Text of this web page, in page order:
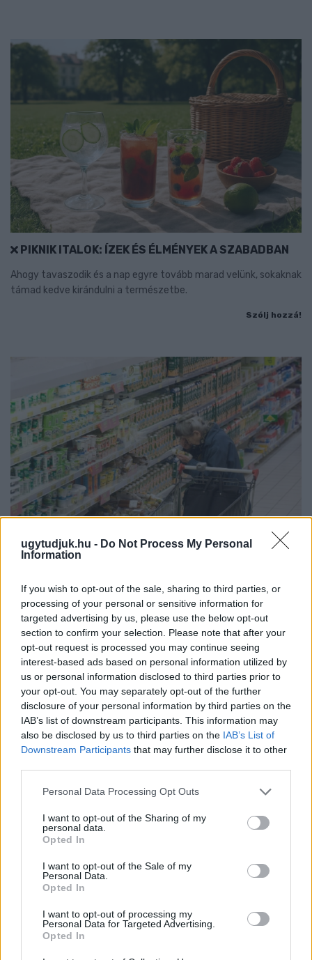
ugytudjuk.hu - Do Not Process My Personal
Information
If you wish to opt-out of the sale, sharing to third parties, or
processing of your personal or sensitive information for
targeted advertising by us, please use the below opt-out
section to confirm your selection. Please note that after your
opt-out request is processed you may continue seeing
interest-based ads based on personal information utilized by
us or personal information disclosed to third parties prior to
your opt-out. You may separately opt-out of the further
disclosure of your personal information by third parties on the
IAB’s list of downstream participants. This information may
also be disclosed by us to third parties on the IAB’s List of
Downstream Participants that may further disclose it to other
Please note that this website/app uses one or more Google
not limited to your visit or usage behaviour. You may click to
grant or deny consent to Google and its third-party tags to
use your data for below specified purposes in below Google
consent section.
Personal Data Processing Opt Outs
I want to opt-out of the Sharing of my
personal data.
Opted In
I want to opt-out of the Sale of my
Personal Data.
Opted In
I want to opt-out of processing my
Personal Data for Targeted Advertising.
Opted In
PIKNIK ITALOK: ÍZEK ÉS ÉLMÉNYEK A SZABADBAN
Ahogy tavaszodik és a nap egyre tovább marad velünk, sokaknak
támad kedve kirándulni a természetbe.
Szólj hozzá!
ÖRÖMHÍR: TÍZ ÉVE NEM VOLT ILYEN ALACSONY AZ
Júliusban mindössze 1,2 százalékkal emelkedtek éves
összevetésben a fogyasztói árak, miközben az élelmiszerek ára
már csökkent.
Szólj hozzá!
KIVÁLÓ PROGRAM VÁR MINDENKIT EZEN A HÉTVÉGÉN
GYŐRBEN